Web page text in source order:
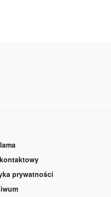
prywatności